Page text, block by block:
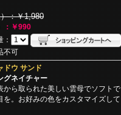
：￥1,980
：￥990
：
不可
ドウ サンド
グネイチャー
から取られた美しい雲母でソフトで
を。お好みの色をカスタマイズして